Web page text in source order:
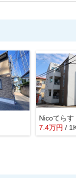
Nicoてらす
7.4万円 /